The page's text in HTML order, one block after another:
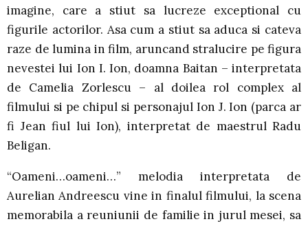
imagine, care a stiut sa lucreze exceptional cu
figurile actorilor. Asa cum a stiut sa aduca si cateva
raze de lumina in film, aruncand stralucire pe figura
nevestei lui Ion I. Ion, doamna Baitan – interpretata
de Camelia Zorlescu – al doilea rol complex al
filmului si pe chipul si personajul Ion J. Ion (parca ar
fi Jean fiul lui Ion), interpretat de maestrul Radu
Beligan.
“Oameni…oameni…” melodia interpretata de
Aurelian Andreescu vine in finalul filmului, la scena
memorabila a reuniunii de familie in jurul mesei, sa